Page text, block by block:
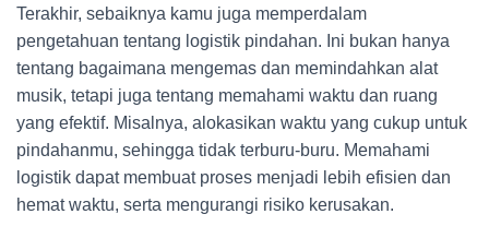
Terakhir, sebaiknya kamu juga memperdalam
pengetahuan tentang logistik pindahan. Ini bukan hanya
tentang bagaimana mengemas dan memindahkan alat
musik, tetapi juga tentang memahami waktu dan ruang
yang efektif. Misalnya, alokasikan waktu yang cukup untuk
pindahanmu, sehingga tidak terburu-buru. Memahami
logistik dapat membuat proses menjadi lebih efisien dan
hemat waktu, serta mengurangi risiko kerusakan.